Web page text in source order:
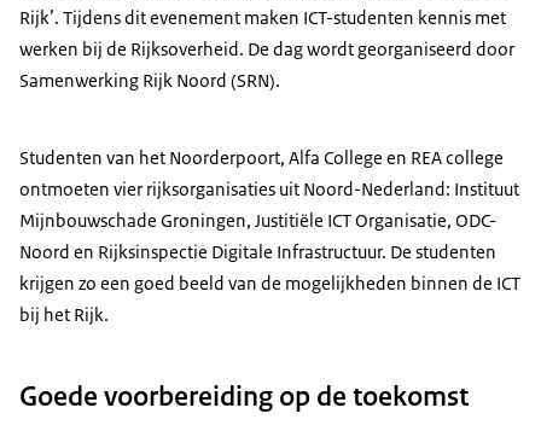
Rijk’. Tijdens dit evenement maken ICT-studenten kennis met
werken bij de Rijksoverheid. De dag wordt georganiseerd door
Samenwerking Rijk Noord (SRN).
Studenten van het Noorderpoort, Alfa College en REA college
ontmoeten vier rijksorganisaties uit Noord-Nederland: Instituut
Mijnbouwschade Groningen, Justitiële ICT Organisatie, ODC-
Noord en Rijksinspectie Digitale Infrastructuur. De studenten
krijgen zo een goed beeld van de mogelijkheden binnen de ICT
bij het Rijk.
Goede voorbereiding op de toekomst